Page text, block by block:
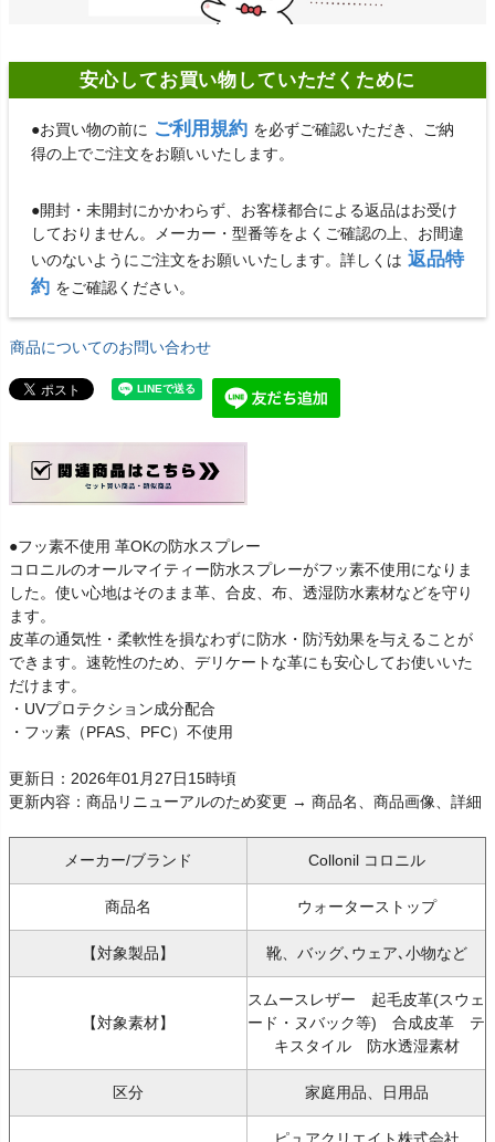
安心してお買い物していただくために
●お買い物の前に ご利用規約 を必ずご確認いただき、ご納
得の上でご注文をお願いいたします。
●開封・未開封にかかわらず、お客様都合による返品はお受け
しておりません。メーカー・型番等をよくご確認の上、お間違
いのないようにご注文をお願いいたします。詳しくは 返品特
約 をご確認ください。
商品についてのお問い合わせ
●フッ素不使用 革OKの防水スプレー
コロニルのオールマイティー防水スプレーがフッ素不使用になりま
した。使い心地はそのまま革、合皮、布、透湿防水素材などを守り
ます。
皮革の通気性・柔軟性を損なわずに防水・防汚効果を与えることが
できます。速乾性のため、デリケートな革にも安心してお使いいた
だけます。
・UVプロテクション成分配合
・フッ素（PFAS、PFC）不使用
更新日：2026年01月27日15時頃
更新内容：商品リニューアルのため変更 → 商品名、商品画像、詳細
メーカー/ブランド Collonil コロニル
商品名 ウォーターストップ
【対象製品】 靴、バッグ､ウェア､小物など
【対象素材】
スムースレザー 起毛皮革(スウェ
ード・ヌバック等) 合成皮革 テ
キスタイル 防水透湿素材
区分 家庭用品、日用品
ピュアクリエイト株式会社